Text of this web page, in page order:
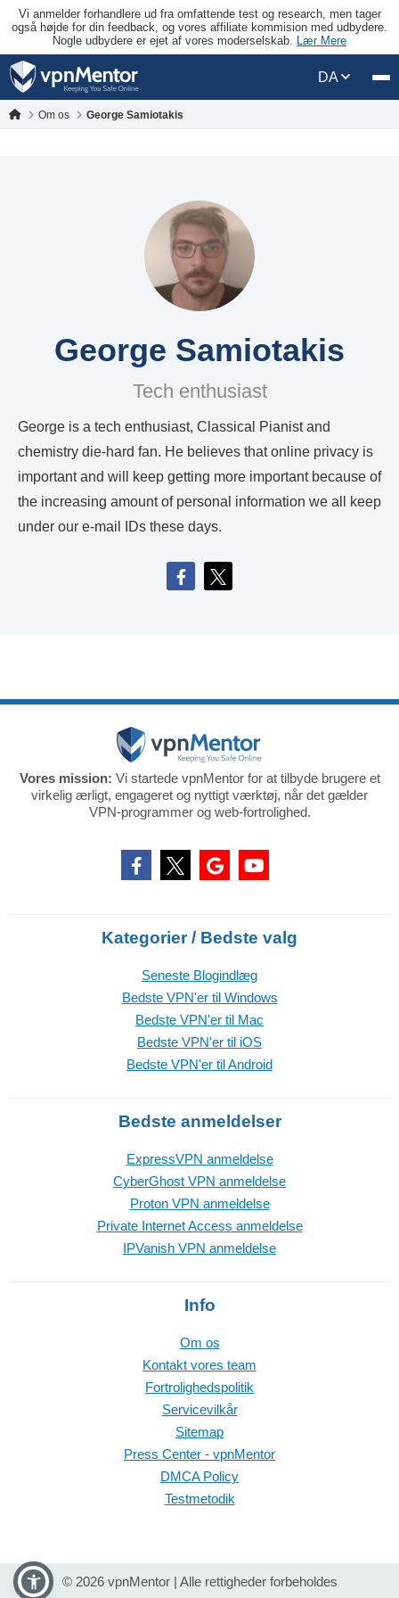
Vi anmelder forhandlere ud fra omfattende test og research, men tager
også højde for din feedback, og vores affiliate kommision med udbydere.
Nogle udbydere er ejet af vores moderselskab. Lær Mere
DA
Om os George Samiotakis
George Samiotakis
Tech enthusiast
George is a tech enthusiast, Classical Pianist and
chemistry die-hard fan. He believes that online privacy is
important and will keep getting more important because of
the increasing amount of personal information we all keep
under our e-mail IDs these days.
Vores mission: Vi startede vpnMentor for at tilbyde brugere et
virkelig ærligt, engageret og nyttigt værktøj, når det gælder
VPN-programmer og web-fortrolighed.
Kategorier / Bedste valg
Seneste Blogindlæg
Bedste VPN'er til Windows
Bedste VPN'er til Mac
Bedste VPN'er til iOS
Bedste VPN'er til Android
Bedste anmeldelser
ExpressVPN anmeldelse
CyberGhost VPN anmeldelse
Proton VPN anmeldelse
Private Internet Access anmeldelse
IPVanish VPN anmeldelse
Info
Om os
Kontakt vores team
Fortrolighedspolitik
Servicevilkår
Sitemap
Press Center - vpnMentor
DMCA Policy
Testmetodik
© 2026 vpnMentor | Alle rettigheder forbeholdes